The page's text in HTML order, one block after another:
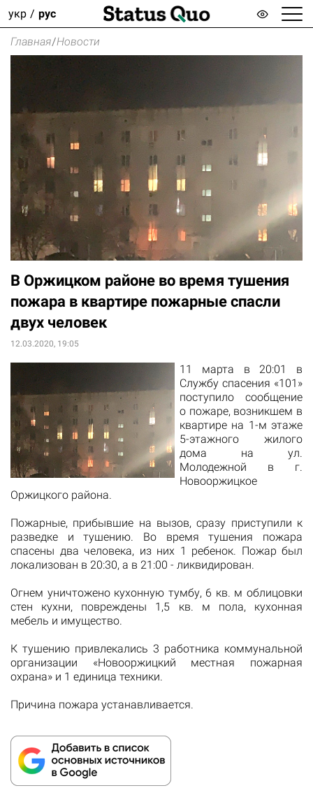
укр рус
Главная/Новости
В Оржицком районе во время тушения
пожара в квартире пожарные спасли
двух человек
12.03.2020, 19:05
11 марта в 20:01 в
Службу спасения «101»
поступило сообщение
о пожаре, возникшем в
квартире на 1-м этаже
5-этажного жилого
дома на ул.
Молодежной в г.
Новооржицкое
Оржицкого района.
Пожарные, прибывшие на вызов, сразу приступили к
разведке и тушению. Во время тушения пожара
спасены два человека, из них 1 ребенок. Пожар был
локализован в 20:30, а в 21:00 - ликвидирован.
Огнем уничтожено кухонную тумбу, 6 кв. м облицовки
стен кухни, повреждены 1,5 кв. м пола, кухонная
мебель и имущество.
К тушению привлекались 3 работника коммунальной
организации «Новооржицкий местная пожарная
охрана» и 1 единица техники.
Причина пожара устанавливается.